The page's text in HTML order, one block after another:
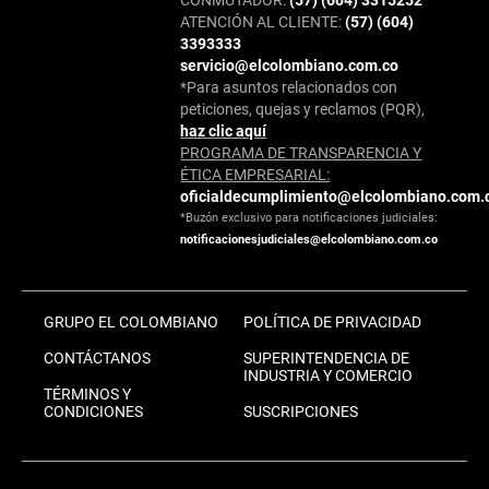
ATENCIÓN AL CLIENTE:(57) (604)
3393333
servicio@elcolombiano.com.co
*Para asuntos relacionados con
peticiones, quejas y reclamos (PQR),
haz clic aquí
PROGRAMA DE TRANSPARENCIA Y
ÉTICA EMPRESARIAL:
*Buzón exclusivo para notificaciones judiciales:
notificacionesjudiciales@elcolombiano.com.co
GRUPO EL COLOMBIANO
CONTÁCTANOS
TÉRMINOS Y
CONDICIONES
POLÍTICA DE PRIVACIDAD
SUPERINTENDENCIA DE
INDUSTRIA Y COMERCIO
SUSCRIPCIONES